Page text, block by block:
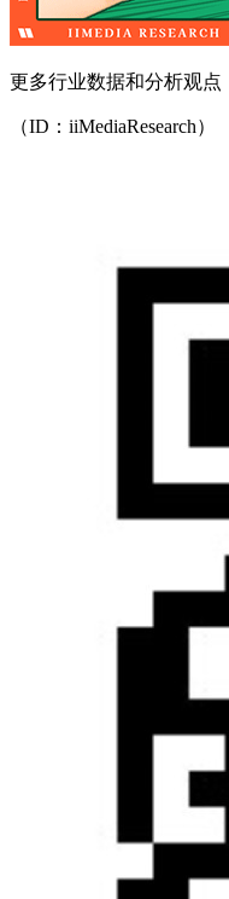
更多行业数据和分析观
（ID：iiMediaResearch）